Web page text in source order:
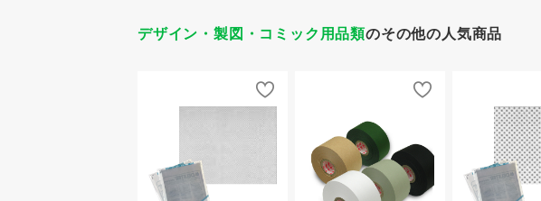
デザイン・製図・コミック用品類のその他の人気商品